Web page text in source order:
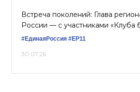
Встреча поколений: Глава
России — с участниками «Клуба
#ЕдинаяРоссия #ЕР11
30.07.26